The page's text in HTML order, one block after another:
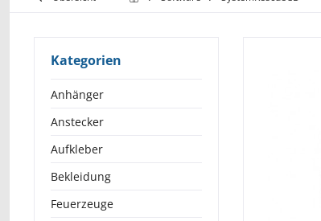
Kategorien
Anhänger
Anstecker
Aufkleber
Bekleidung
Feuerzeuge